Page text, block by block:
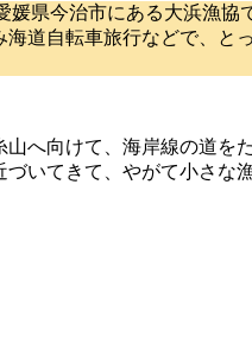
媛県今治市にある大浜漁
道自転車旅行などで、
へ向けて、海岸線の道を
いてきて、やがて小さ